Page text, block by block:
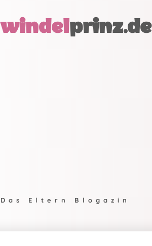
windelprinz.de
Das Eltern Blogazin